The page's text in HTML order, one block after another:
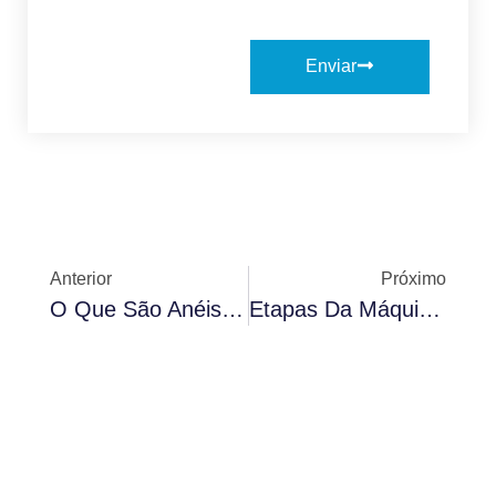
Enviar
Anterior
O Que São Anéis Guia De Revestimento TaC E Seus Principais Benefícios
Próximo
Etapas Da Máquina De Revestimento TaC Simplificadas